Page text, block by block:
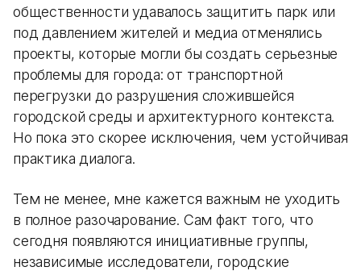
общественности удавалось защитить парк или
под давлением жителей и медиа отменялись
проекты, которые могли бы создать серьезные
проблемы для города: от транспортной
перегрузки до разрушения сложившейся
городской среды и архитектурного контекста.
Но пока это скорее исключения, чем устойчивая
практика диалога.
Тем не менее, мне кажется важным не уходить
в полное разочарование. Сам факт того, что
сегодня появляются инициативные группы,
независимые исследователи, городские